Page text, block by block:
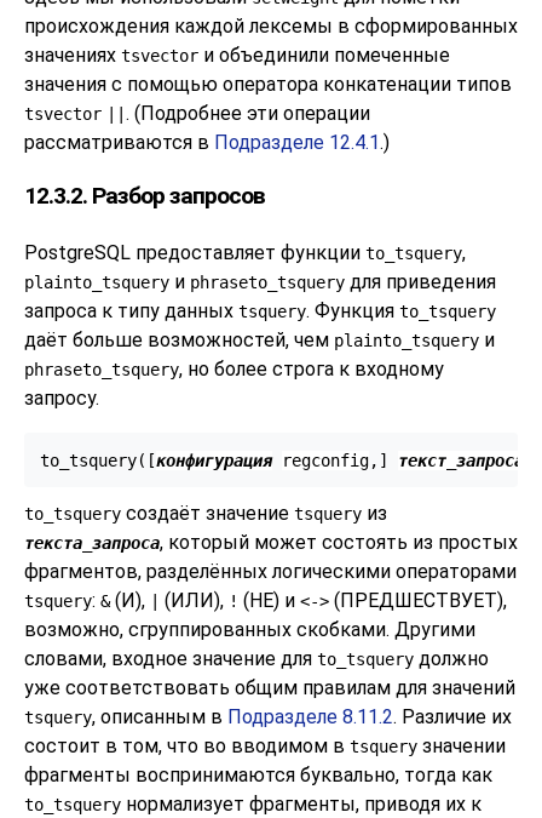
происхождения каждой лексемы в сформированных
значениях tsvector и объединили помеченные
значения с помощью оператора конкатенации типов
tsvector
. (Подробнее эти операции
рассматриваются в Подразделе 12.4.1.)
12.3.2. Разбор запросов
PostgreSQL предоставляет функции to_tsquery,
plainto_tsquery и phraseto_tsquery для приведения
запроса к типу данных tsquery. Функция to_tsquery
даёт больше возможностей, чем plainto_tsquery и
phraseto_tsquery, но более строга к входному
запросу.
to_tsquery([конфигурация regconfig, ] текст_запроса
to_tsquery создаёт значение tsquery из
текста_запроса, который может состоять из простых
фрагментов, разделённых логическими операторами
tsquery: &(И), (ИЛИ), ! (НЕ) и <-> (ПРЕДШЕСТВУЕТ),
возможно, сгруппированных скобками. Другими
словами, входное значение для to_tsquery должно
уже соответствовать общим правилам для значений
tsquery, описанным в Подразделе 8.11.2. Различие их
состоит в том, что во вводимом в tsquery значении
фрагменты воспринимаются буквально, тогда как
to_tsquery нормализует фрагменты, приводя их к